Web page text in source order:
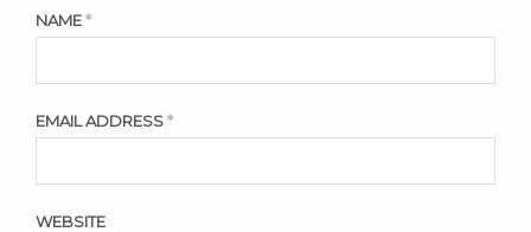
NAME*
EMAIL ADDRESS*
WEBSITE